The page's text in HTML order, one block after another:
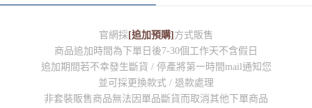
官網採[追加預購]方式販售
商品追加時間為下單日後7-30個工作天不含假日
追加期間若不幸發生斷貨 / 停產將第一時間mail通知您
並可採更換款式 / 退款處理
非套裝販售商品無法因單品斷貨而取消其他下單商品